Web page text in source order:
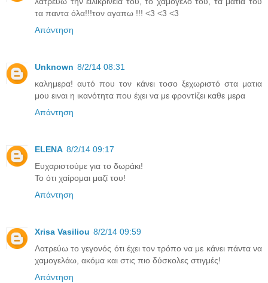
τα παντα όλα!!!τον αγαπω !!! <3 <3 <3
Απάντηση
Unknown 8/2/14 08:31
καλημερα! αυτό που τον κάνει τοσο ξεχωριστό στα ματια
μου ειναι η ικανότητα που έχει να με φροντίζει καθε μερα
Απάντηση
ELENA 8/2/14 09:17
Ευχαριστούμε για το δωράκι!
Το ότι χαίρομαι μαζί του!
Απάντηση
Xrisa Vasiliou 8/2/14 09:59
Λατρεύω το γεγονός ότι έχει τον τρόπο να με κάνει πάντα να
χαμογελάω, ακόμα και στις πιο δύσκολες στιγμές!
Απάντηση